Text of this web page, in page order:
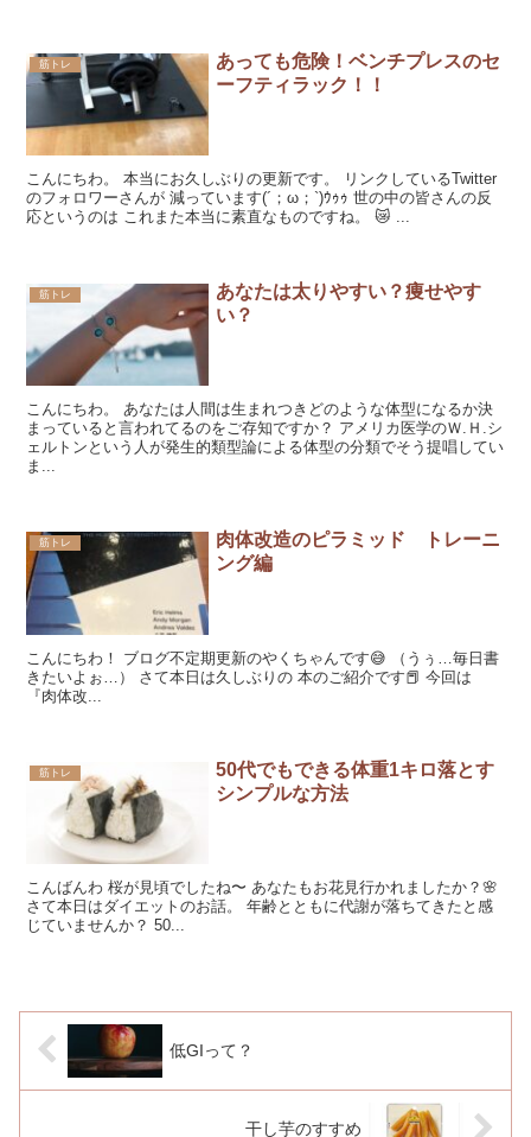
筋トレ
あっても危険！ベンチプレスのセ
ーフティラック！！
こんにちわ。 本当にお久しぶりの更新です。 リンクしているTwitter
のフォロワーさんが 減っています(´；ω；`)ｳｩｩ 世の中の皆さんの反
応というのは これまた本当に素直なものですね。 😿 ...
筋トレ
あなたは太りやすい？痩せやす
い？
こんにちわ。 あなたは人間は生まれつきどのような体型になるか決
まっていると言われてるのをご存知ですか？ アメリカ医学のＷ.Ｈ.シ
ェルトンという人が発生的類型論による体型の分類でそう提唱してい
ま...
筋トレ
肉体改造のピラミッド トレーニ
ング編
こんにちわ！ ブログ不定期更新のやくちゃんです😅 （うぅ…毎日書
きたいよぉ…） さて本日は久しぶりの 本のご紹介です📕 今回は
『肉体改...
筋トレ
50代でもできる体重1キロ落とす
シンプルな方法
こんばんわ 桜が見頃でしたね〜 あなたもお花見行かれましたか？🌸
さて本日はダイエットのお話。 年齢とともに代謝が落ちてきたと感
じていませんか？ 50...
低GIって？
干し芋のすすめ